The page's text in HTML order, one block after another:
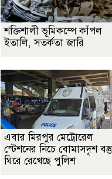
শক্তিশালী ভূমিকম্পে কাঁপল
ইতালি, সতর্কতা জারি
এবার মিরপুর মেট্রোরেল
স্টেশনের নিচে বোমাসদৃশ বস্তু
ঘিরে রেখেছে পুলিশ